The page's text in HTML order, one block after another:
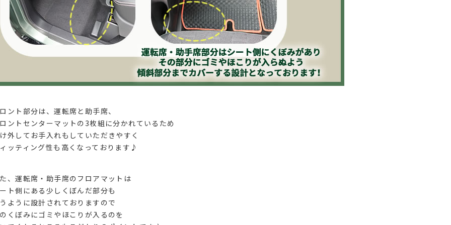
ント部分は、運転席と助手席、
ントセンターマットの3枚組に分かれているため
外してお手入れもしていただきやすく
ッティング性も高くなっております♪
、運転席・助手席のフロアマットは
ト側にある少しくぼんだ部分も
ように設計されておりますので
くぼみにゴミやほこりが入るのを